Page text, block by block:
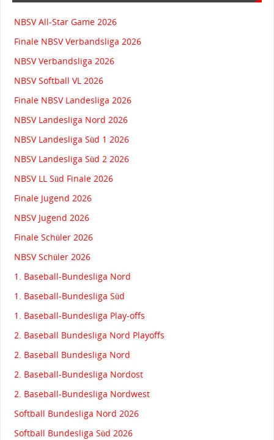
NBSV All-Star Game 2026
Finale NBSV Verbandsliga 2026
NBSV Verbandsliga 2026
NBSV Softball VL 2026
Finale NBSV Landesliga 2026
NBSV Landesliga Nord 2026
NBSV Landesliga Süd 1 2026
NBSV Landesliga Süd 2 2026
NBSV LL Süd Finale 2026
Finale Jugend 2026
NBSV Jugend 2026
Finale Schüler 2026
NBSV Schüler 2026
1. Baseball-Bundesliga Nord
1. Baseball-Bundesliga Süd
1. Baseball-Bundesliga Play-offs
2. Baseball Bundesliga Nord Playoffs
2. Baseball Bundesliga Nord
2. Baseball-Bundesliga Nordost
2. Baseball-Bundesliga Nordwest
Softball Bundesliga Nord 2026
Softball Bundesliga Süd 2026